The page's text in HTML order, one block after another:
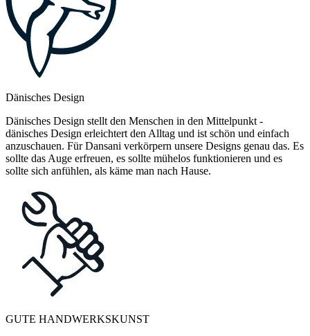
Dänisches Design
Dänisches Design stellt den Menschen in den Mittelpunkt -
dänisches Design erleichtert den Alltag und ist schön und einfach
anzuschauen. Für Dansani verkörpern unsere Designs genau das. Es
sollte das Auge erfreuen, es sollte mühelos funktionieren und es
sollte sich anfühlen, als käme man nach Hause.
GUTE HANDWERKSKUNST